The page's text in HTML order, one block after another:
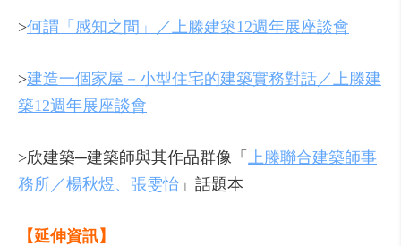
>何謂「感知之間」／上滕建築12週年展座談會
>建造一個家屋－小型住宅的建築實務對話／上滕建
築12週年展座談會
>欣建築─建築師與其作品群像「 上滕聯合建築師事
務所／楊秋煜、張雯怡 」話題本
【延伸資訊】